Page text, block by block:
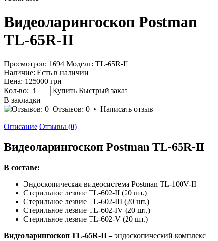
Видеоларингоскоп Postman
TL-65R-II
Просмотров: 1694 Модель: TL-65R-II
Наличие: Есть в наличии
Цена: 125000 грн
Кол-во:
Купить Быстрый заказ
В закладки
Отзывов: 0 • Написать отзыв
Описание Отзывы (0)
Видеоларингоскоп Postman TL-65R-II
В составе:
Эндоскопическая видеосистема Postman TL-100V-II
Стерильное лезвие TL-602-II (20 шт.)
Стерильное лезвие TL-602-III (20 шт.)
Стерильное лезвие TL-602-IV (20 шт.)
Стерильное лезвие TL-602-V (20 шт.)
Видеоларингоскоп TL-65R-II –эндоскопический комплекс